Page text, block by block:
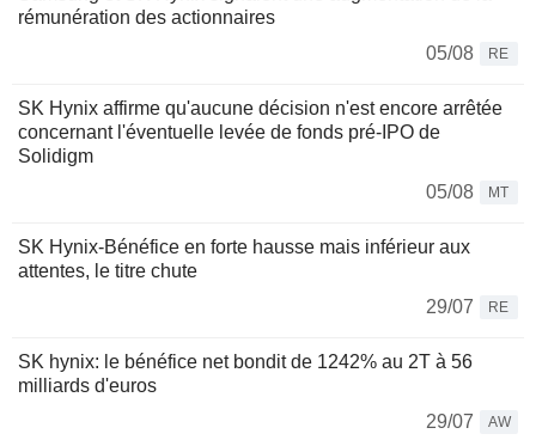
rémunération des actionnaires
05/08
RE
SK Hynix affirme qu'aucune décision n'est encore arrêtée
concernant l'éventuelle levée de fonds pré-IPO de
Solidigm
05/08
MT
SK Hynix-Bénéfice en forte hausse mais inférieur aux
attentes, le titre chute
29/07
RE
SK hynix: le bénéfice net bondit de 1242% au 2T à 56
milliards d'euros
29/07
AW